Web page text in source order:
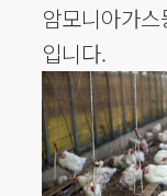
암모니아가
입니다.